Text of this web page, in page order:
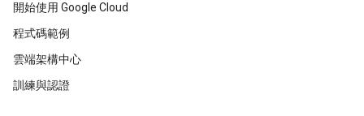
開始使用 Google Cloud
程式碼範例
雲端架構中心
訓練與認證